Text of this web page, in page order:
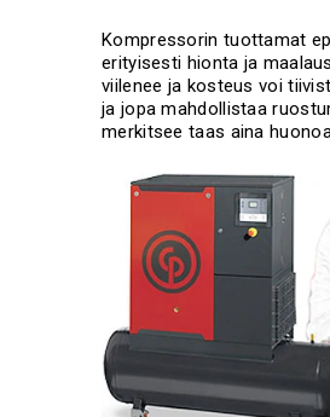
Kompressorin tuottamat
erityisesti hionta ja
viilenee ja kosteus voi
ja jopa mahdollistaa
merkitsee taas aina